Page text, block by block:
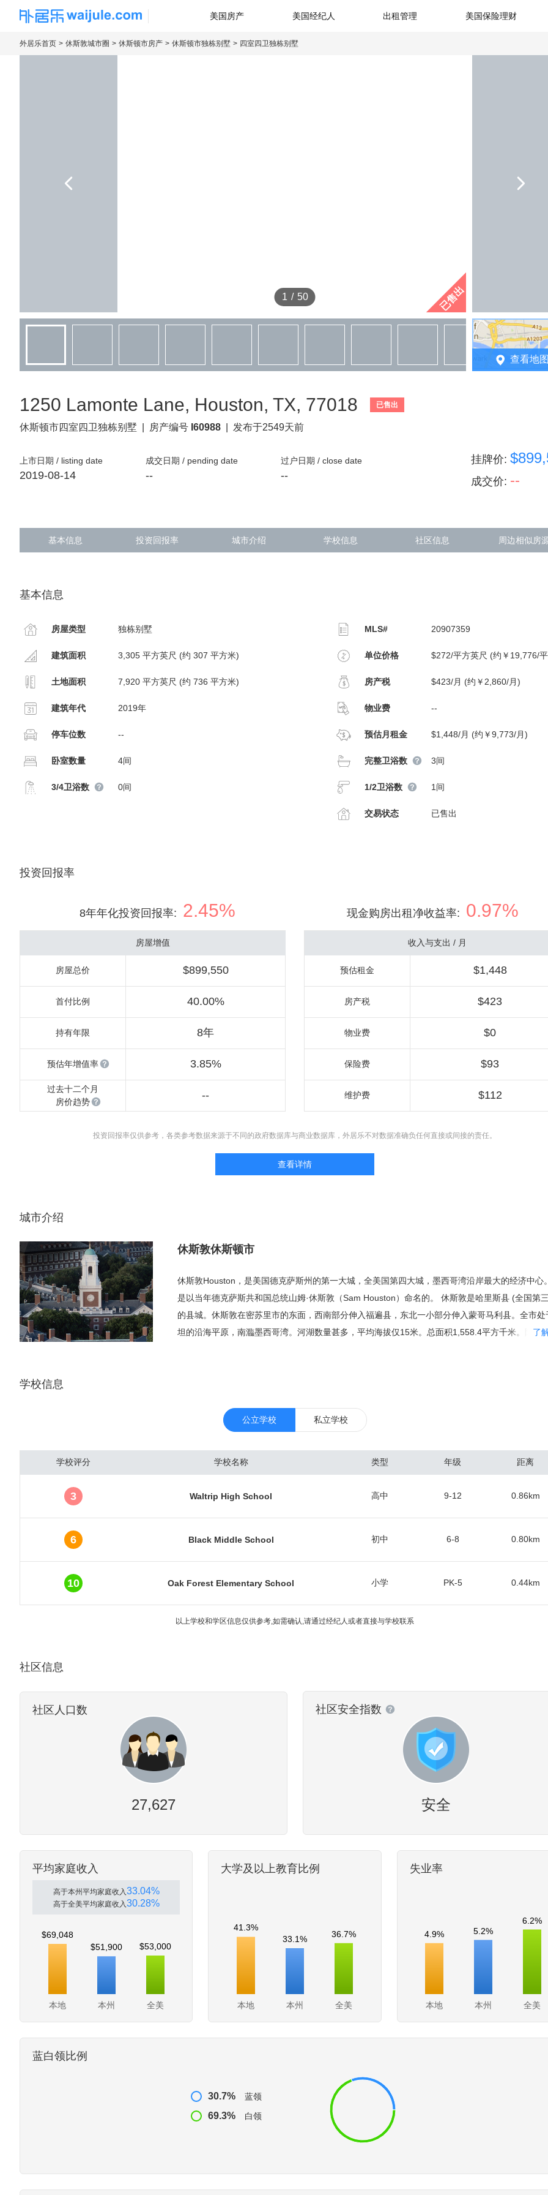
海外房产信息平台
美国房产 美国经纪人 出租管理 美国保险理财
外居乐首页 休斯敦城市圈 休斯顿市房产 休斯顿市独栋别墅 四室四卫独栋别墅
1 / 50 已售出
查看地
1250 Lamonte Lane, Houston, TX, 77018 已售出
休斯顿市四室四卫独栋别墅 房产编号 I60988 发布于2549天前
上市日期 / listing date
2019-08-14
成交日期 / pending date
--
过户日期 / close date
--
挂牌价:
成交价: --
基本信息 投资回报率 城市介绍 学校信息 社区信息 周边相似房
基本信息
房屋类型 独栋别墅
建筑面积 3,305 平方英尺 (约 307 平方米)
土地面积 7,920 平方英尺 (约 736 平方米)
建筑年代 2019年
停车位数 --
卧室数量 4间
3/4卫浴数 0间
MLS# 20907359
单位价格 $272/平方英尺 (约￥19,776/
房产税 $423/月 (约￥2,860/月)
物业费 --
预估月租金 $1,448/月 (约￥9,773/月)
完整卫浴数 3间
1/2卫浴数 1间
交易状态 已售出
投资回报率
8年年化投资回报率: 2.45% 现金购房出租净收益率: 0.97%
房屋增值
房屋总价 $899,550
首付比例 40.00%
持有年限 8年
预估年增值率 3.85%
过去十二个月
房价趋势
--
收入与支出 / 月
预估租金 $1,448
房产税 $423
物业费 $0
保险费 $93
维护费 $112
投资回报率仅供参考，各类参考数据来源于不同的政府数据库与商业数据库，外居乐不对数据准确负任何直接或间接的责任。
查看详情
城市介绍
休斯敦休斯顿市
休斯敦Houston，是美国德克萨斯州的第一大城，全美国第四大城，墨西哥湾沿岸最大的经济中心
是以当年德克萨斯共和国总统山姆·休斯敦（Sam Houston）命名的。 休斯敦是哈里斯县 (全国第
的县城。休斯敦在密苏里市的东面，西南部分伸入福遍县，东北一小部分伸入蒙哥马利县。全市处
坦的沿海平原，南瀶墨西哥湾。河湖数量甚多，平均海拔仅15米。总面积1,558.4平方千米。陆地
是该城大部分的工业基础。 休斯敦还是美国27个超过170万人口的重要大都会地区中生活消费和
低的。休斯敦被全球化和世界城市研究小组和网络（GaWC）称为“全球城市”。 休斯敦是美国众多
万人口的大城市中 , 仍没有规划法的城市，市区发展颇为杂乱无章。 内城中并没有一个单一的下
城市就业的中心，而是发展出了五个商务区。如果这些商务区连起来，将组成美国第三大下城。
(因此，“休斯敦”是在月球上说的第一个词)。许多当地人喜爱称作“牛沼城”。其他绰号还有“H镇”、“
城”或“蒙古城”。 休斯敦是一个拥有多重文化的城市，许多外来移民的社区在此发展。其美术馆区
文化机构和展览的天堂，每年吸引将进七百万的游客，在休斯敦常能看见活跃的视觉表演艺术。
了
学校信息
公立学校 私立学校
学校评分 学校名称 类型 年级 距离
3 Waltrip High School 高中 9-12 0.86km
6 Black Middle School 初中 6-8 0.80km
10 Oak Forest Elementary School 小学 PK-5 0.44km
以上学校和学区信息仅供参考,如需确认,请通过经纪人或者直接与学校联系
社区信息
社区人口数
27,627
社区安全指数
安全
平均家庭收入
高于本州平均家庭收入33.04%
高于全美平均家庭收入30.28%
本地 本州 全美
$69,048
$51,900
$53,000
大学及以上教育比例
本地 本州 全美
41.3%
33.1%
36.7%
失业率
本地 本州 全美
4.9% 5.2%
6.2%
蓝白领比例
30.7% 蓝领
69.3% 白领